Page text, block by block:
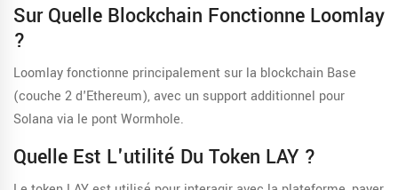
Sur Quelle Blockchain Fonctionne Loomlay
?
Loomlay fonctionne principalement sur la blockchain Base
(couche 2 d'Ethereum), avec un support additionnel pour
Solana via le pont Wormhole.
Quelle Est L'utilité Du Token LAY ?